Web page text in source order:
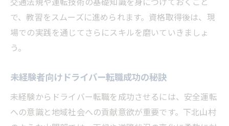
で、教習をスムーズに進められます。資格取得後は、現
場での実践を通じてさらにスキルを磨いていきましょ
う。
未経験者向けドライバー転職成功の秘訣
未経験からドライバー転職を成功させるには、安全運転
への意識と地域社会への貢献意欲が重要です。下北山村